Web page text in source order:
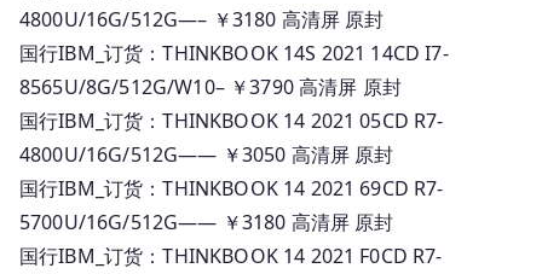
4800U/16G/512G—– ￥3180 高清屏 原封
国行IBM_订货：THINKBOOK 14S 2021 14CD I7-
8565U/8G/512G/W10– ￥3790 高清屏 原封
国行IBM_订货：THINKBOOK 14 2021 05CD R7-
4800U/16G/512G—— ￥3050 高清屏 原封
国行IBM_订货：THINKBOOK 14 2021 69CD R7-
5700U/16G/512G—— ￥3180 高清屏 原封
国行IBM_订货：THINKBOOK 14 2021 F0CD R7-